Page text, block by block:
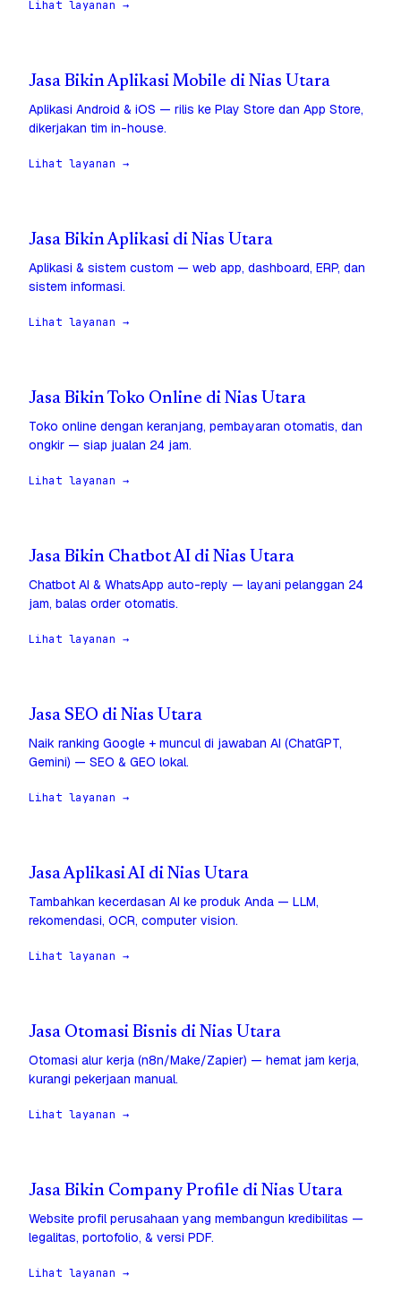
Lihat layanan →
Jasa Bikin Aplikasi Mobile di Nias Utara
Aplikasi Android & iOS — rilis ke Play Store dan App Store,
dikerjakan tim in-house.
Lihat layanan →
Jasa Bikin Aplikasi di Nias Utara
Aplikasi & sistem custom — web app, dashboard, ERP, dan
sistem informasi.
Lihat layanan →
Jasa Bikin Toko Online di Nias Utara
Toko online dengan keranjang, pembayaran otomatis, dan
ongkir — siap jualan 24 jam.
Lihat layanan →
Jasa Bikin Chatbot AI di Nias Utara
Chatbot AI & WhatsApp auto-reply — layani pelanggan 24
jam, balas order otomatis.
Lihat layanan →
Jasa SEO di Nias Utara
Naik ranking Google + muncul di jawaban AI (ChatGPT,
Gemini) — SEO & GEO lokal.
Lihat layanan →
Jasa Aplikasi AI di Nias Utara
Tambahkan kecerdasan AI ke produk Anda — LLM,
rekomendasi, OCR, computer vision.
Lihat layanan →
Jasa Otomasi Bisnis di Nias Utara
Otomasi alur kerja (n8n/Make/Zapier) — hemat jam kerja,
kurangi pekerjaan manual.
Lihat layanan →
Jasa Bikin Company Profile di Nias Utara
Website profil perusahaan yang membangun kredibilitas —
legalitas, portofolio, & versi PDF.
Lihat layanan →